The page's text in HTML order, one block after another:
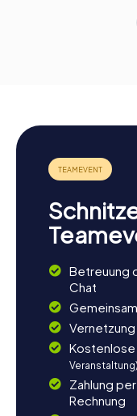
Betreuung
Chat
Kostenlose
Veranstaltung)
Zahlung
Rechnung